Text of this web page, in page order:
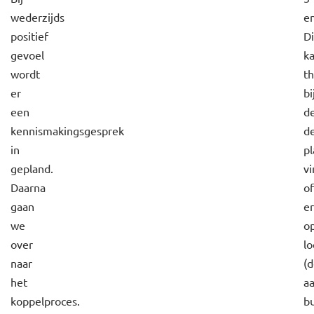
wederzijds
positief
gevoel
wordt
er
een
kennismakingsgesprek
in
gepland.
Daarna
gaan
we
over
naar
het
koppelproces.
of